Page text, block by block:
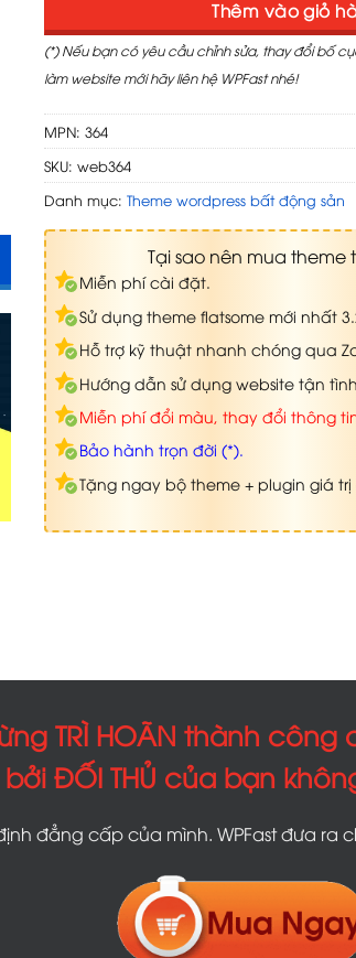
Thêm vào giỏ
(*) Nếu bạn có yêu cầu chỉnh sửa, thay đổi bố
làm website mới hãy liên hệ WPFast nhé!
MPN: 364
SKU: web364
Danh mục: Theme wordpress bất động sản
Tại sao nên mua theme
Miễn phí cài đặt.
Sử dụng theme flatsome mới nhất
Hỗ trợ kỹ thuật nhanh chóng qua
Hướng dẫn sử dụng website tận tình.
Miễn phí đổi màu, thay đổi thông
Bảo hành trọn đời (*).
Tặng ngay bộ theme + plugin giá trị
TRÌ HOÃN thành công
bởi ĐỐI THỦ của bạn
đẳng cấp của mình. WPFast đưa ra